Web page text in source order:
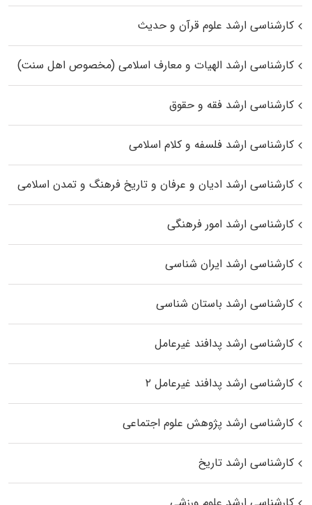
کارشناسی ارشد علوم قرآن و حدیث
کارشناسی ارشد الهیات و معارف اسلامی (مخصوص اهل سنت)
کارشناسی ارشد فقه و حقوق
کارشناسی ارشد فلسفه و کلام اسلامی
کارشناسی ارشد ادیان و عرفان و تاریخ فرهنگ و تمدن اسلامی
کارشناسی ارشد امور فرهنگی
کارشناسی ارشد ایران شناسی
کارشناسی ارشد باستان شناسی
کارشناسی ارشد پدافند غیرعامل
کارشناسی ارشد پدافند غیرعامل ۲
کارشناسی ارشد پژوهش علوم اجتماعی
کارشناسی ارشد تاریخ